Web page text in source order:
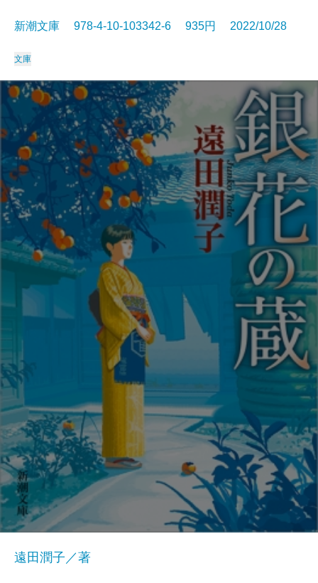
新潮文庫 978-4-10-103342-6 935円 2022/10/28
文庫
遠田潤子／著